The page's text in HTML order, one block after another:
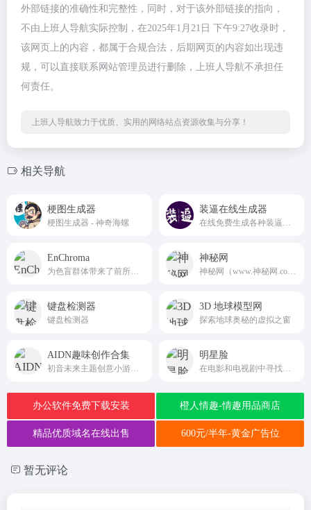
外部链接的准确性和完整性，同时，对于该外部链接的指向，
不由上班人导航实际控制，在2025年1月21日 下午9:27收录时，
该网页上的内容，都属于合规合法，后期网页的内容如出现违
规，可以直接联系网站管理员进行删除，上班人导航不承担任
何责任。
上班人导航致力于优质、实用的网络站点资源收集与分享！
相关导航
梗图生成器
梗图生成器 - 神奇海螺
装逼在线生成器
EnChroma 神秘网
键盘检测器
键盘检测器
3D 地球模型网
探索地球奥秘的虚拟之窗
AIDN趣味创作合集 明星脸
办公软件免费下载安装 橙人情趣-情趣用品商店
精品优质域名在线出售 600元/半年-黄金广告位
暂无评论